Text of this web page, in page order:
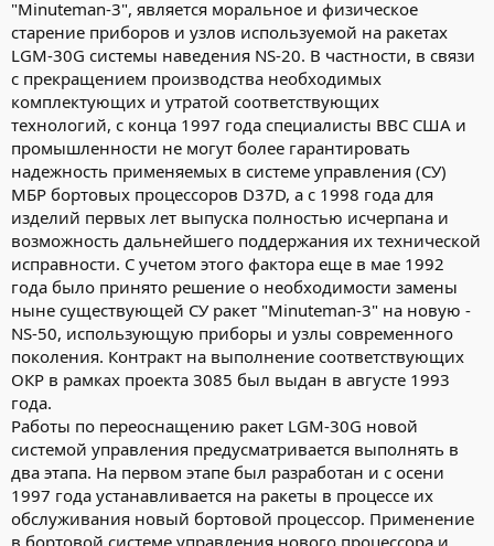
"Minuteman-3", является моральное и физическое
старение приборов и узлов используемой на ракетах
LGM-30G системы наведения NS-20. В частности, в связи
с прекращением производства необходимых
комплектующих и утратой соответствующих
технологий, с конца 1997 года специалисты ВВС США и
промышленности не могут более гарантировать
надежность применяемых в системе управления (СУ)
МБР бортовых процессоров D37D, а с 1998 года для
изделий первых лет выпуска полностью исчерпана и
возможность дальнейшего поддержания их технической
исправности. С учетом этого фактора еще в мае 1992
года было принято решение о необходимости замены
ныне существующей СУ ракет "Minuteman-3" на новую -
NS-50, использующую приборы и узлы современного
поколения. Контракт на выполнение соответствующих
ОКР в рамках проекта 3085 был выдан в августе 1993
года.
Работы по переоснащению ракет LGM-30G новой
системой управления предусматривается выполнять в
два этапа. На первом этапе был разработан и с осени
1997 года устанавливается на ракеты в процессе их
обслуживания новый бортовой процессор. Применение
в бортовой системе управления нового процессора и